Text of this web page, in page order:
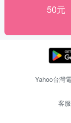
50元
Yahoo台灣
客